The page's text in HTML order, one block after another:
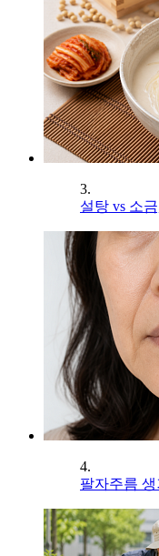
3.
설탕 vs 소
4.
팔자주름